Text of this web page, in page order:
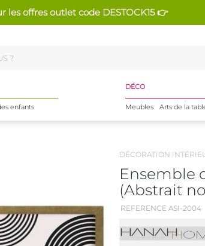
les offres outlet code DESTOCK15 👉
enfants
DÉCO
Meubles Arts de la
DÉCORATION
Ensemble
(Abstrait
REFERENCE ASI-2004